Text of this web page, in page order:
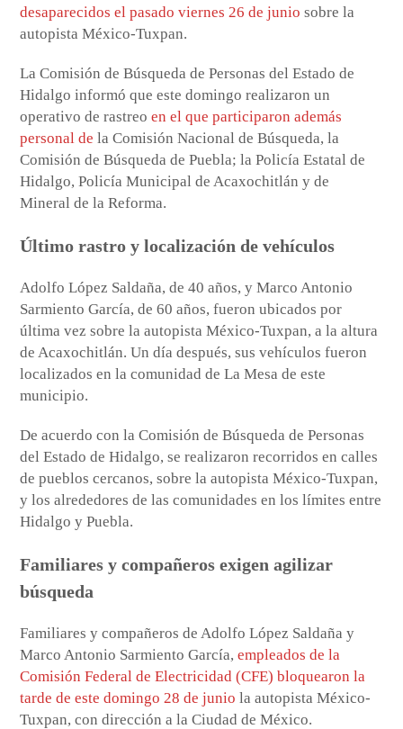
desaparecidos el pasado viernes 26 de junio sobre la
autopista México-Tuxpan.
La Comisión de Búsqueda de Personas del Estado de
Hidalgo informó que este domingo realizaron un
operativo de rastreoen el que participaron además
personal de la Comisión Nacional de Búsqueda, la
Comisión de Búsqueda de Puebla; la Policía Estatal de
Hidalgo, Policía Municipal de Acaxochitlán y de
Mineral de la Reforma.
Último rastro y localización de vehículos
Adolfo López Saldaña, de 40 años, y Marco Antonio
Sarmiento García, de 60 años, fueron ubicados por
última vez sobre la autopista México-Tuxpan, a la altura
de Acaxochitlán. Un día después, sus vehículos fueron
localizados en la comunidad de La Mesa de este
municipio.
De acuerdo con la Comisión de Búsqueda de Personas
del Estado de Hidalgo, se realizaron recorridos en calles
de pueblos cercanos, sobre la autopista México-Tuxpan,
y los alrededores de las comunidades en los límites entre
Hidalgo y Puebla.
Familiares y compañeros exigen agilizar
búsqueda
Familiares y compañeros de Adolfo López Saldaña y
Marco Antonio Sarmiento García,empleados de la
Comisión Federal de Electricidad (CFE) bloquearon la
tarde de este domingo 28 de junio la autopista México-
Tuxpan, con dirección a la Ciudad de México.